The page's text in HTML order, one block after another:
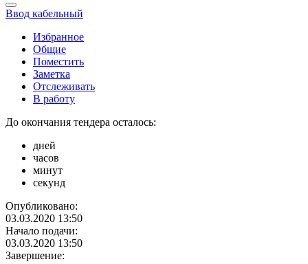
Ввод кабельный
Избранное
Общие
Поместить
Заметка
Отслеживать
В работу
До окончания тендера осталось:
дней
часов
минут
секунд
Опубликовано:
03.03.2020 13:50
Начало подачи:
03.03.2020 13:50
Завершение: